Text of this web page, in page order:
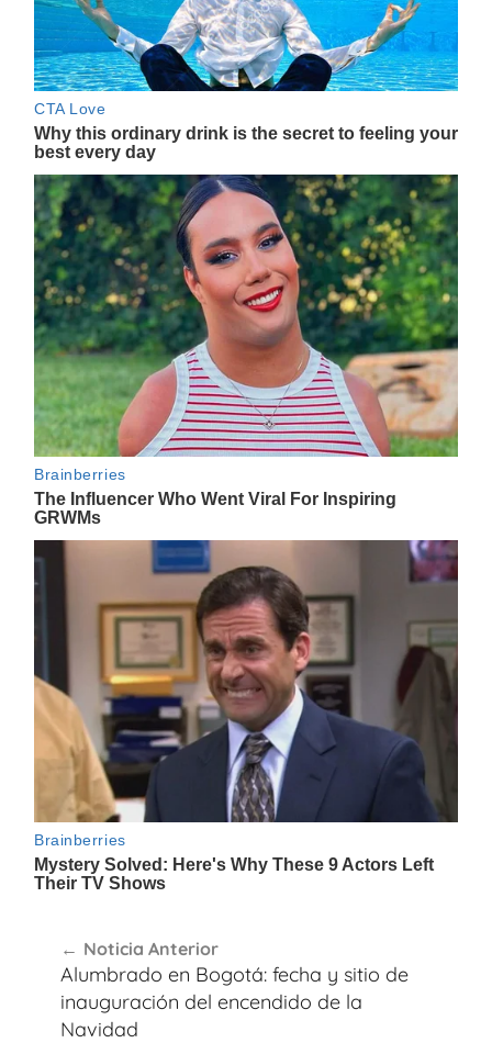
de
entradas
Noticia Anterior
Alumbrado en Bogotá: fecha y sitio de
inauguración del encendido de la
Navidad